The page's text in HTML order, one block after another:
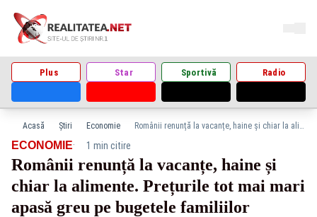
Plus Star Sportivă Radio
Acasă Știri Economie Românii renunță la vacanțe, haine și chiar la alimente. Prețurile tot mai mari apasă greu pe bugetele familiilor
ECONOMIE· 1 min citire
Românii renunță la vacanțe, haine și
chiar la alimente. Prețurile tot mai mari
apasă greu pe bugetele familiilor